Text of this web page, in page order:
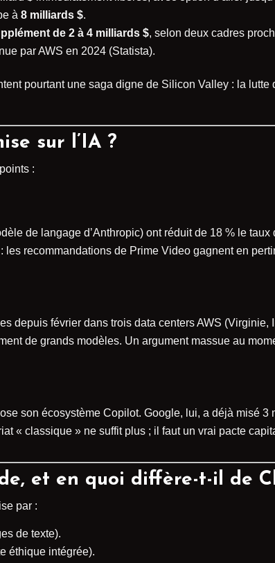
à 8 milliards $.
de 2 à 4 milliards $, selon deux cadres
par AWS en 2024 (Statista).
pourtant une saga digne de Silicon Valley : la lutte
sur l’IA ?
:
de langage d’Anthropic) ont réduit de 18 % le taux
les recommandations de Prime Video gagnent en
depuis février dans trois data centers AWS (Virginie,
de grands modèles. Un argument massue au
son écosystème Copilot. Google, lui, a déjà misé 3
« classique » ne suffit plus ; il faut un vrai pacte
et en quoi diffère-t-il de
par :
de texte).
éthique intégrée).